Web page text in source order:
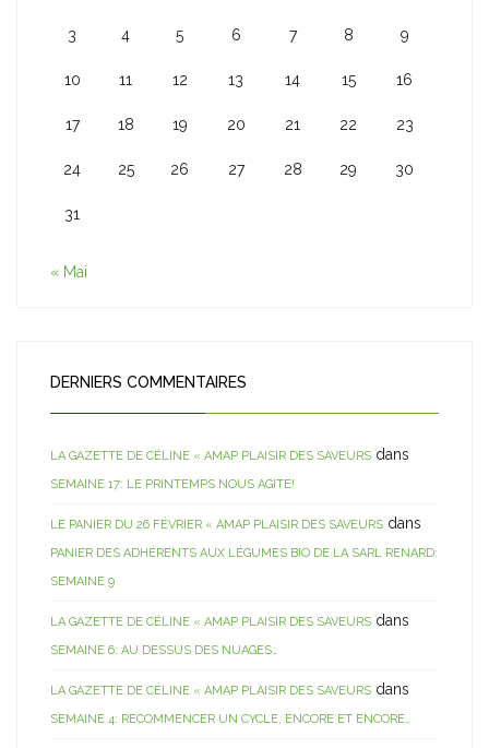
3 4 5 6 7 8 9
10 11 12 13 14 15 16
17 18 19 20 21 22 23
24 25 26 27 28 29 30
31
« Mai
DERNIERS COMMENTAIRES
LA GAZETTE DE CÉLINE « AMAP PLAISIR DES SAVEURS dans
SEMAINE 17: LE PRINTEMPS NOUS AGITE!
LE PANIER DU 26 FÉVRIER « AMAP PLAISIR DES SAVEURS dans
PANIER DES ADHÉRENTS AUX LÉGUMES BIO DE LA SARL RENARD:
SEMAINE 9
LA GAZETTE DE CÉLINE « AMAP PLAISIR DES SAVEURS dans
SEMAINE 6: AU DESSUS DES NUAGES…
LA GAZETTE DE CÉLINE « AMAP PLAISIR DES SAVEURS dans
SEMAINE 4: RECOMMENCER UN CYCLE, ENCORE ET ENCORE…